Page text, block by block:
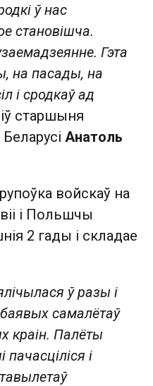
ў нас
становішча.
Гэта
на пасады, на
і сродкаў ад
старшыня
Анатоль
войскаў на
і Польшчы
2 гады і складае
ў разы і
самалётаў
краін. Палёты
і